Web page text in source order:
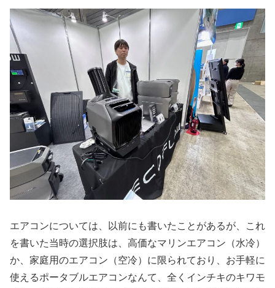
エアコンについては、以前にも書いたことがあるが、これ
を書いた当時の選択肢は、高価なマリンエアコン（水冷）
か、家庭用のエアコン（空冷）に限られており、お手軽に
使えるポータブルエアコンなんて、全くインチキのキワモ